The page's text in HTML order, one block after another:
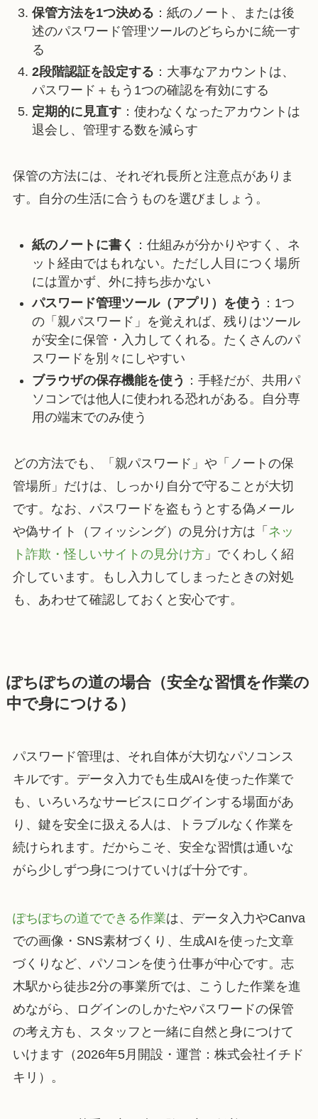
保管方法を1つ決める ：紙のノート、または後
述のパスワード管理ツールのどちらかに統一す
る
2段階認証を設定する ：大事なアカウントは、
パスワード＋もう1つの確認を有効にする
定期的に見直す：使わなくなったアカウントは
退会し、管理する数を減らす
保管の方法には、それぞれ長所と注意点がありま
す。自分の生活に合うものを選びましょう。
紙のノートに書く
：仕組みが分かりやすく、ネ
ット経由ではもれない。ただし人目につく場所
には置かず、外に持ち歩かない
パスワード管理ツール（アプリ）を使う ：1つ
の「親パスワード」を覚えれば、残りはツール
が安全に保管・入力してくれる。たくさんのパ
スワードを別々にしやすい
ブラウザの保存機能を使う ：手軽だが、共用パ
ソコンでは他人に使われる恐れがある。自分専
用の端末でのみ使う
どの方法でも、「親パスワード」や「ノートの保
管場所」だけは、しっかり自分で守ることが大切
です。なお、パスワードを盗もうとする偽メール
や偽サイト（フィッシング）の見分け方は「 ネッ
ト詐欺・怪しいサイトの見分け方」でくわしく紹
介しています。もし入力してしまったときの対処
も、あわせて確認しておくと安心です。
ぽちぽちの道の場合（安全な習慣を作業の
中で身につける）
パスワード管理は、それ自体が大切なパソコンス
キルです。データ入力でも生成AIを使った作業で
も、いろいろなサービスにログインする場面があ
り、鍵を安全に扱える人は、トラブルなく作業を
続けられます。だからこそ、安全な習慣は通いな
がら少しずつ身につけていけば十分です。
ぽちぽちの道でできる作業は、データ入力やCanva
での画像・SNS素材づくり、生成AIを使った文章
づくりなど、パソコンを使う仕事が中心です。志
木駅から徒歩2分の事業所では、こうした作業を進
めながら、ログインのしかたやパスワードの保管
の考え方も、スタッフと一緒に自然と身につけて
いけます（2026年5月開設・運営：株式会社イチド
キリ）。